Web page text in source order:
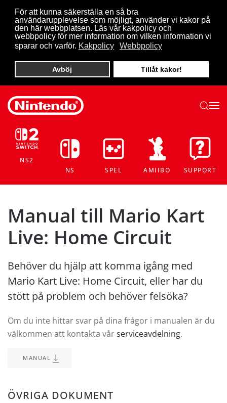
För att kunna säkerställa en så bra
användarupplevelse som möjligt, använder vi kakor på
den här webbplatsen. Läs vår kakpolicy och
webbpolicy för mer information om vilken information vi
sparar och varför. Kakpolicy Webbpolicy
Avböj Tillåt kakor!
Skip to main content
NS2
NS
SPEL AMIIBO SUPPORT
Manual till Mario Kart
Live: Home Circuit
Behöver du hjälp att komma igång med
Mario Kart Live: Home Circuit, eller har du
stött på problem och behöver felsöka?
Om du inte hittar svar på dina frågor i manualen är du
välkommen att kontakta vårserviceavdelning.
MANUAL
ÖVRIGA DOKUMENT